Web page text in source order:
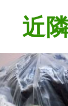
近